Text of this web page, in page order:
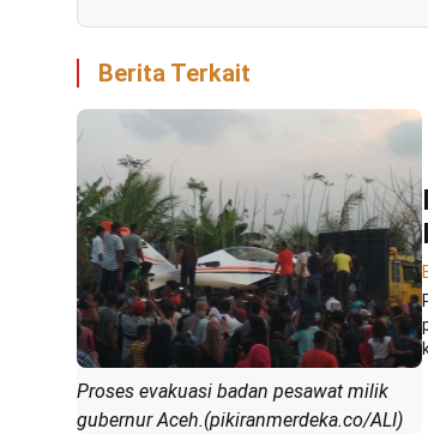
Berita Terkait
Proses evakuasi badan pesawat milik
gubernur Aceh.(pikiranmerdeka.co/ALI)